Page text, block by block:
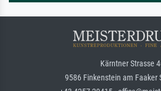
Kärntner Strasse
9586 Finkenstein am Faaker